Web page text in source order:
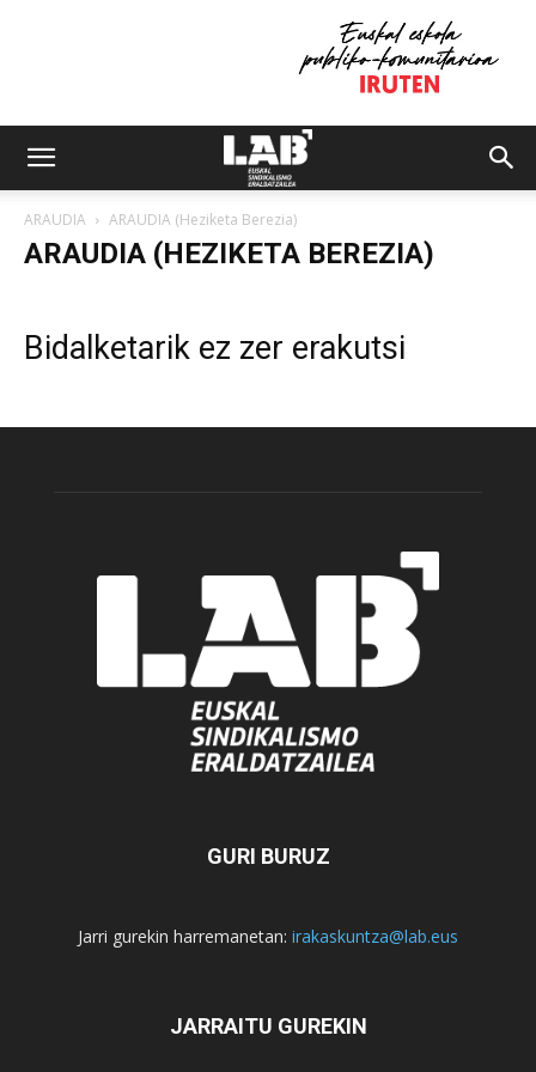
ARAUDIA ARAUDIA (Heziketa Berezia)
ARAUDIA (HEZIKETA BEREZIA)
Bidalketarik ez zer erakutsi
GURI BURUZ
Jarri gurekin harremanetan: irakaskuntza@lab.eus
JARRAITU GUREKIN